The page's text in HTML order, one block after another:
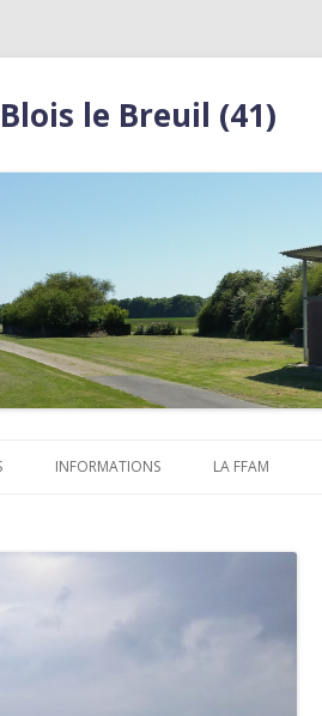
le Breuil (41)
au
INFORMATIONS LA FFAM